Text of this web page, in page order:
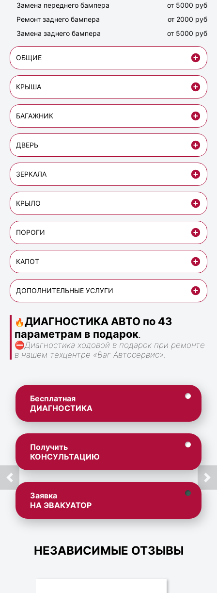
Замена переднего бампера
от 5000 руб
Ремонт заднего бампера
от 2000 руб
Замена заднего бампера
от 5000 руб
ОБЩИЕ
КРЫША
БАГАЖНИК
ДВЕРЬ
ЗЕРКАЛА
КРЫЛО
ПОРОГИ
КАПОТ
ДОПОЛНИТЕЛЬНЫЕ УСЛУГИ
🔥ДИАГНОСТИКА АВТО по 43
параметрам в подарок.
⛔Диагностика ходовой в подарок при ремонте
в нашем техцентре «Ваг Автосервис».
Бесплатная
ДИАГНОСТИКА
Получить
КОНСУЛЬТАЦИЮ
Заявка
НА ЭВАКУАТОР
НЕЗАВИСИМЫЕ ОТЗЫВЫ